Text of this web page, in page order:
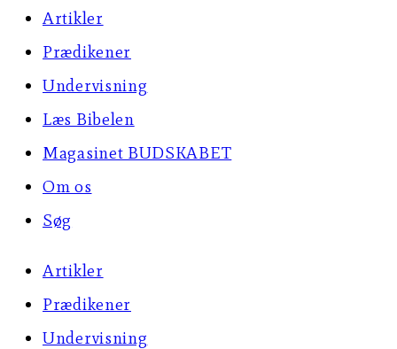
Artikler
Prædikener
Undervisning
Læs Bibelen
Magasinet BUDSKABET
Om os
Søg
Artikler
Prædikener
Undervisning